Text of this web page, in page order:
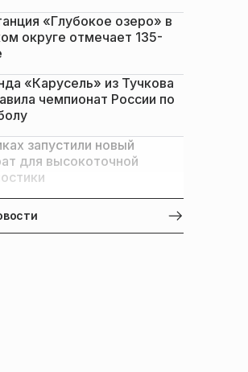
«Глубокое озеро» в
округе отмечает 135-
«Карусель» из Тучкова
чемпионат России по
запустили новый
для высокоточной